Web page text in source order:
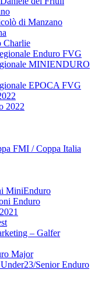
di Manzano
Charlie
Enduro FVG
MINIENDURO
EPOCA FVG
2022
FMI / Coppa Italia
MiniEnduro
Enduro
– Galfer
Major
Senior Enduro